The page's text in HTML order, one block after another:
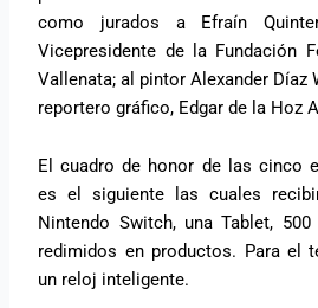
como jurados a Efraín
Vicepresidente de la Fundación
Vallenata; al pintor Alexander Díaz
reportero gráfico, Edgar de la Hoz
El cuadro de honor de las cinco
es el siguiente las cuales
Nintendo Switch, una Tablet,
redimidos en productos. Para el
un reloj inteligente.